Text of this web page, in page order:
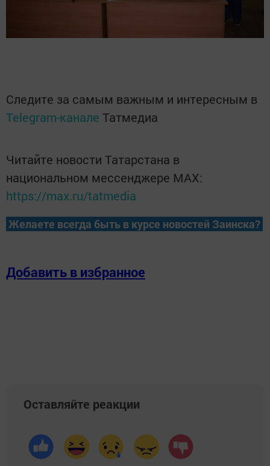
Следите за самым важным и интересным в
Telegram-канале Татмедиа
Читайте новости Татарстана в
национальном мессенджере MАХ:
https://max.ru/tatmedia
Желаете всегда быть в курсе новостей Заинска?
Добавить в избранное
Оставляйте реакции